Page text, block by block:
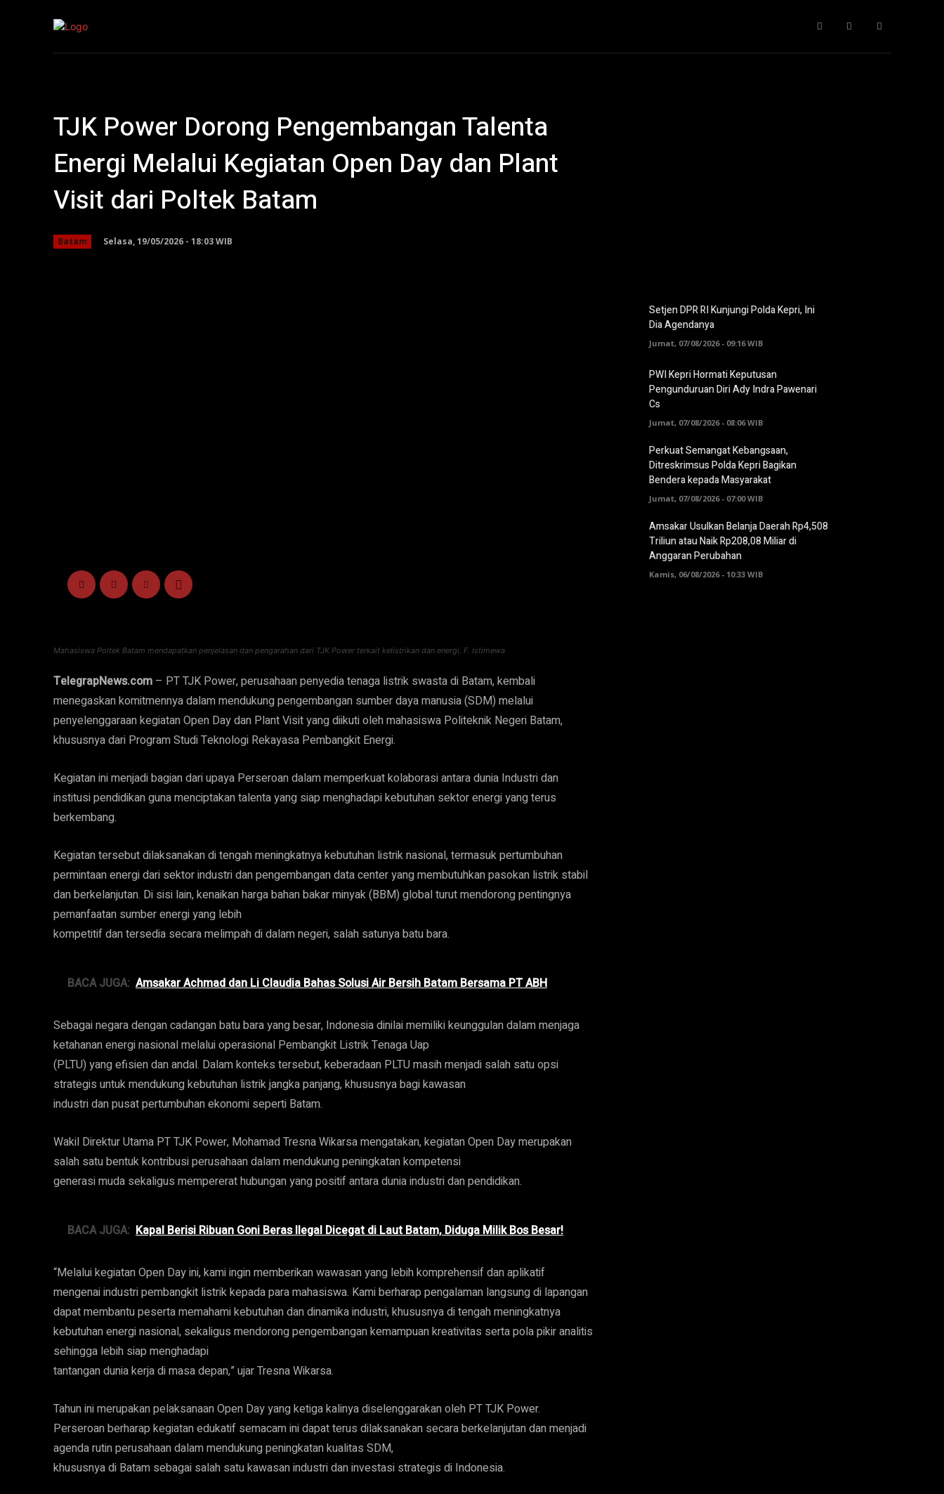
Pendidikan More
TJK Power Dorong Pengembangan Talenta
Energi Melalui Kegiatan Open Day dan Plant
Visit dari Poltek Batam
Batam Selasa, 19/05/2026 - 18:03 WIB
Mahasiswa Poltek Batam mendapatkan penjelasan dan pengarahan dari TJK Power terkait kelistrikan dan energi. F. Istimewa
TelegrapNews.com – PT TJK Power, perusahaan penyedia tenaga listrik swasta di Batam, kembali
menegaskan komitmennya dalam mendukung pengembangan sumber daya manusia (SDM) melalui
penyelenggaraan kegiatan Open Day dan Plant Visit yang diikuti oleh mahasiswa Politeknik Negeri Batam,
khususnya dari Program Studi Teknologi Rekayasa Pembangkit Energi.
Kegiatan ini menjadi bagian dari upaya Perseroan dalam memperkuat kolaborasi antara dunia Industri dan
institusi pendidikan guna menciptakan talenta yang siap menghadapi kebutuhan sektor energi yang terus
berkembang.
Kegiatan tersebut dilaksanakan di tengah meningkatnya kebutuhan listrik nasional, termasuk pertumbuhan
permintaan energi dari sektor industri dan pengembangan data center yang membutuhkan pasokan listrik stabil
dan berkelanjutan. Di sisi lain, kenaikan harga bahan bakar minyak (BBM) global turut mendorong pentingnya
pemanfaatan sumber energi yang lebih
kompetitif dan tersedia secara melimpah di dalam negeri, salah satunya batu bara.
BACA JUGA: Amsakar Achmad dan Li Claudia Bahas Solusi Air Bersih Batam Bersama PT ABH
Sebagai negara dengan cadangan batu bara yang besar, Indonesia dinilai memiliki keunggulan dalam menjaga
ketahanan energi nasional melalui operasional Pembangkit Listrik Tenaga Uap
(PLTU) yang efisien dan andal. Dalam konteks tersebut, keberadaan PLTU masih menjadi salah satu opsi
strategis untuk mendukung kebutuhan listrik jangka panjang, khususnya bagi kawasan
industri dan pusat pertumbuhan ekonomi seperti Batam.
Wakil Direktur Utama PT TJK Power, Mohamad Tresna Wikarsa mengatakan, kegiatan Open Day merupakan
salah satu bentuk kontribusi perusahaan dalam mendukung peningkatan kompetensi
generasi muda sekaligus mempererat hubungan yang positif antara dunia industri dan pendidikan.
BACA JUGA: Kapal Berisi Ribuan Goni Beras Ilegal Dicegat di Laut Batam, Diduga Milik Bos Besar!
“Melalui kegiatan Open Day ini, kami ingin memberikan wawasan yang lebih komprehensif dan aplikatif
mengenai industri pembangkit listrik kepada para mahasiswa. Kami berharap pengalaman langsung di lapangan
dapat membantu peserta memahami kebutuhan dan dinamika industri, khususnya di tengah meningkatnya
kebutuhan energi nasional, sekaligus mendorong pengembangan kemampuan kreativitas serta pola pikir analitis
sehingga lebih siap menghadapi
tantangan dunia kerja di masa depan,” ujar Tresna Wikarsa.
Tahun ini merupakan pelaksanaan Open Day yang ketiga kalinya diselenggarakan oleh PT TJK Power.
Perseroan berharap kegiatan edukatif semacam ini dapat terus dilaksanakan secara berkelanjutan dan menjadi
agenda rutin perusahaan dalam mendukung peningkatan kualitas SDM,
khususnya di Batam sebagai salah satu kawasan industri dan investasi strategis di Indonesia.
Setjen DPR RI Kunjungi Polda Kepri, Ini
Dia Agendanya
Jumat, 07/08/2026 - 09:16 WIB
PWI Kepri Hormati Keputusan
Pengunduruan Diri Ady Indra Pawenari
Cs
Jumat, 07/08/2026 - 08:06 WIB
Perkuat Semangat Kebangsaan,
Ditreskrimsus Polda Kepri Bagikan
Bendera kepada Masyarakat
Jumat, 07/08/2026 - 07:00 WIB
Amsakar Usulkan Belanja Daerah Rp4,508
Triliun atau Naik Rp208,08 Miliar di
Anggaran Perubahan
Kamis, 06/08/2026 - 10:33 WIB